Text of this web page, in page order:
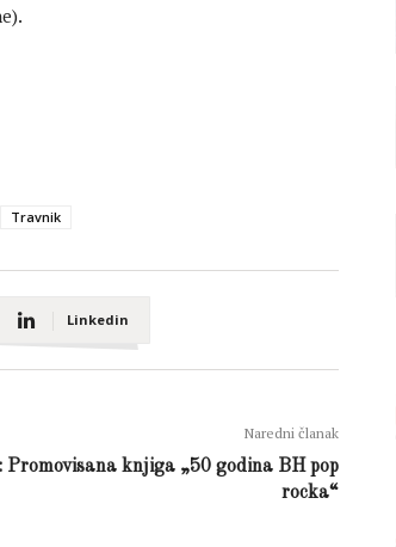
Travnik
Linkedin
Naredni članak
knjiga „50 godina BH pop
rocka“